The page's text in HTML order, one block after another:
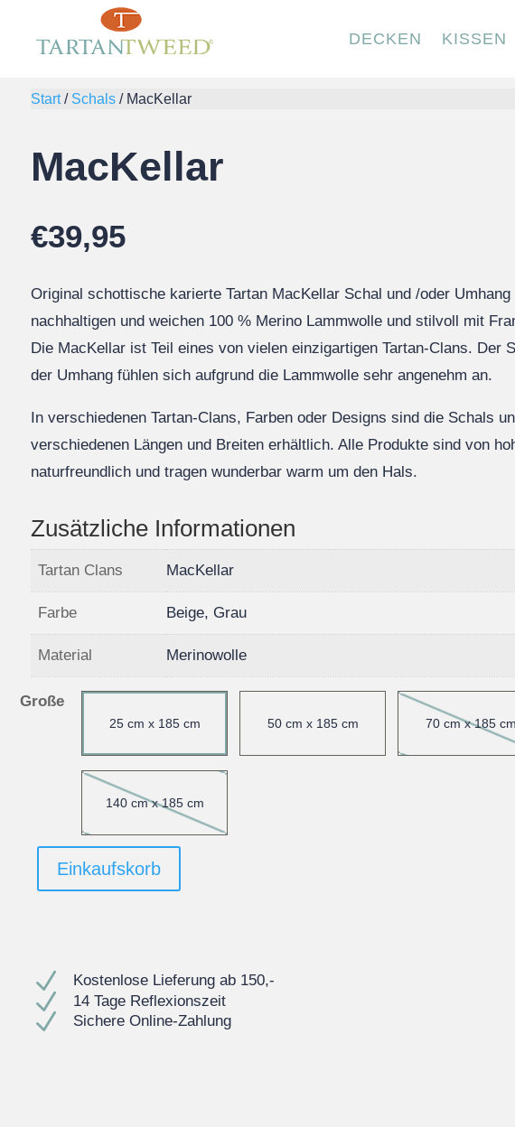
DECKEN KISSEN
Start/ Schals / MacKellar
MacKellar
€39,95
Original schottische karierte Tartan MacKellar Schal und /oder Umhang
nachhaltigen und weichen 100 % Merino Lammwolle und stilvoll mit
Die MacKellar ist Teil eines von vielen einzigartigen Tartan-Clans. Der
der Umhang fühlen sich aufgrund die Lammwolle sehr angenehm an.
In verschiedenen Tartan-Clans, Farben oder Designs sind die Schals
verschiedenen Längen und Breiten erhältlich. Alle Produkte sind von
naturfreundlich und tragen wunderbar warm um den Hals.
Zusätzliche Informationen
Tartan Clans MacKellar
Farbe Beige, Grau
Material Merinowolle
Große
25 cm x 185 cm 50 cm x 185 cm 70 cm x 185 cm
140 cm x 185 cm
Einkaufskorb
N Kostenlose Lieferung ab 150,-
N 14 Tage Reflexionszeit
N Sichere Online-Zahlung